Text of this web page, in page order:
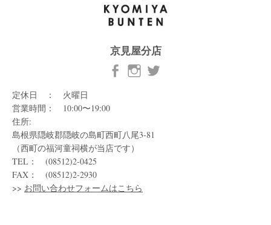
京見屋分店
定休日 ： 火曜日
営業時間： 10:00〜19:00
住所:
島根県隠岐郡隠岐の島町西町八尾3-81
（西町の福河童祠横が当店です）
TEL： (08512)2-0425
FAX： (08512)2-2930
>> お問い合わせフォームはこちら